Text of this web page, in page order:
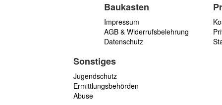
Baukasten
Impressum
AGB & Widerrufsbelehrung
Datenschutz
Sonstiges
Jugendschutz
Ermittlungsbehörden
Abuse